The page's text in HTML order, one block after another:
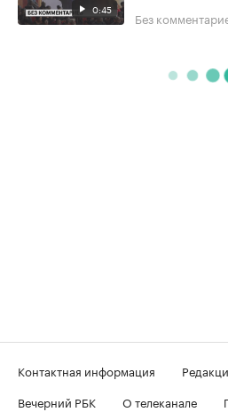
0:45 Без
Контактная информация
Вечерний РБК
О телеканале